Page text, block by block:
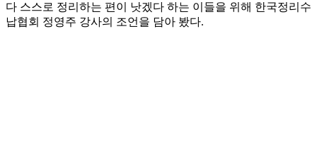
다 스스로 정리하는 편이 낫겠다 하는 이들을 위해 한국정리수
납협회 정영주 강사의 조언을 담아 봤다.